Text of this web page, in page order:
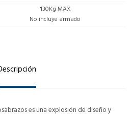
130Kg MAX
No incluye armado
es una explosión de diseño y